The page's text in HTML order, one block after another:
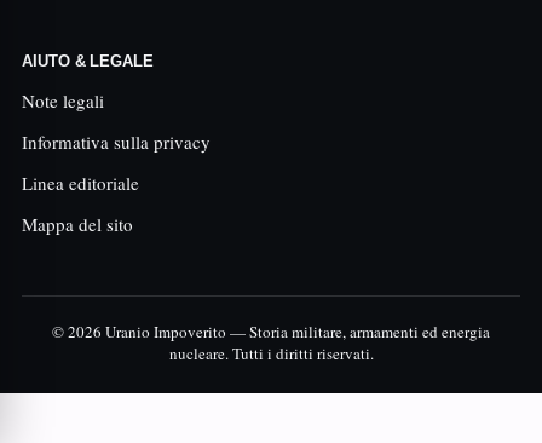
AIUTO & LEGALE
Note legali
Informativa sulla privacy
Linea editoriale
Mappa del sito
© 2026 Uranio Impoverito — Storia militare, armamenti ed energia
nucleare. Tutti i diritti riservati.